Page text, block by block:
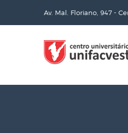
Av. Mal. Floriano, 947 -